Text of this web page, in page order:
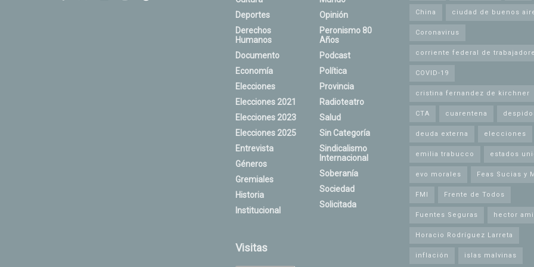
Deportes
Derechos
Humanos
Documento
Economía
Elecciones
Elecciones 2021
Elecciones 2023
Elecciones 2025
Entrevista
Géneros
Gremiales
Historia
Institucional
Opinión
Peronismo 80
Años
Podcast
Política
Provincia
Radioteatro
Salud
Sin Categoría
Sindicalismo
Internacional
Soberanía
Sociedad
Solicitada
Visitas
China ciudad de buenos
Coronavirus
corriente federal de
COVID-19
cristina fernandez de kirchner
CTA cuarentena
deuda externa elecciones
emilia trabucco estados
evo morales Feas Sucias y
FMI Frente de Todos
Fuentes Seguras hector
Horacio Rodríguez Larreta
inflación islas malvinas